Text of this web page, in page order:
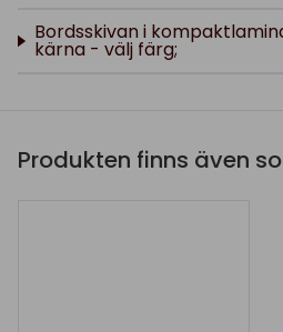
Bordsskivan i
kärna - välj färg;
Produkten finns även